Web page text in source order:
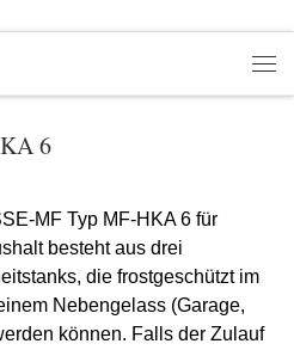
6
MF Typ MF-HKA 6 für
besteht aus drei
die frostgeschützt im
Nebengelass (Garage,
können. Falls der Zulauf